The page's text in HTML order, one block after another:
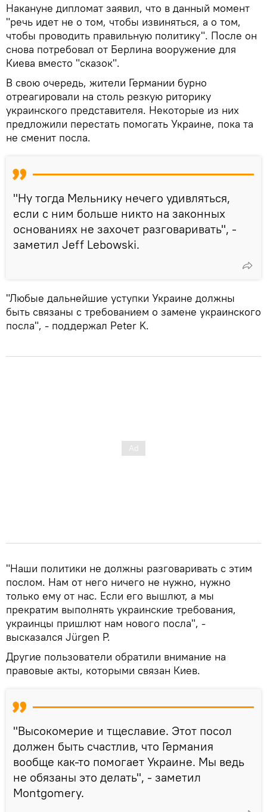
Накануне дипломат заявил, что в данный момент
"речь идет не о том, чтобы извиняться, а о том,
чтобы проводить правильную политику". После он
снова потребовал от Берлина вооружение для
Киева вместо "сказок".
В свою очередь, жители Германии бурно
отреагировали на столь резкую риторику
украинского представителя. Некоторые из них
предложили перестать помогать Украине, пока та
не сменит посла.
"Ну тогда Мельнику нечего удивляться,
если с ним больше никто на законных
основаниях не захочет разговаривать", -
заметил Jeff Lebowski.
"Любые дальнейшие уступки Украине должны
быть связаны с требованием о замене украинского
посла", - поддержал Peter K.
"Наши политики не должны разговаривать с этим
послом. Нам от него ничего не нужно, нужно
только ему от нас. Если его вышлют, а мы
прекратим выполнять украинские требования,
украинцы пришлют нам нового посла", -
высказался Jürgen P.
Другие пользователи обратили внимание на
правовые акты, которыми связан Киев.
"Высокомерие и тщеславие. Этот посол
должен быть счастлив, что Германия
вообще как-то помогает Украине. Мы ведь
не обязаны это делать", - заметил
Montgomery.